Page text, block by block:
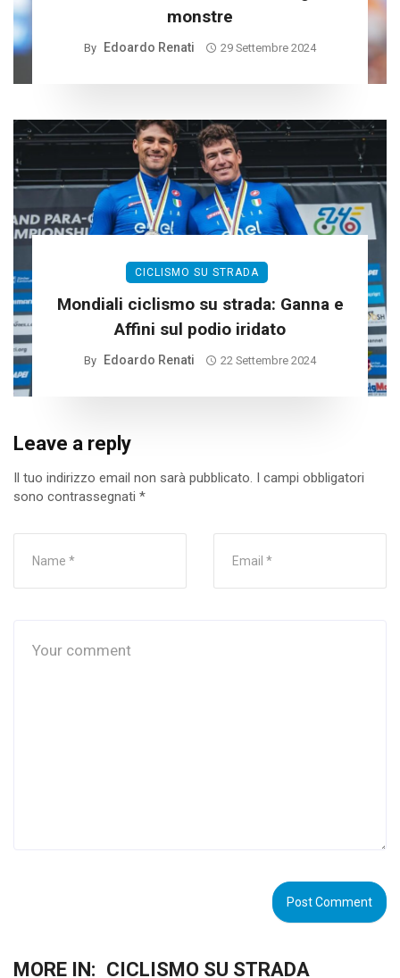
monstre
By Edoardo Renati 29 Settembre 2024
CICLISMO SU STRADA
Mondiali ciclismo su strada: Ganna e
Affini sul podio iridato
By Edoardo Renati 22 Settembre 2024
Leave a reply
Il tuo indirizzo email non sarà pubblicato.
I campi obbligatori
sono contrassegnati *
MORE IN: CICLISMO SU STRADA